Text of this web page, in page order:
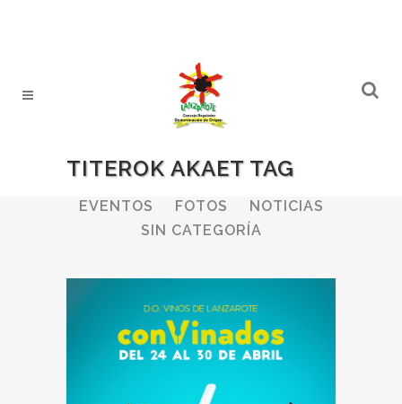
TITEROK AKAET TAG
ALL BODEGAS
BOLETINES
EVENTOS
FOTOS
NOTICIAS
SIN CATEGORÍA